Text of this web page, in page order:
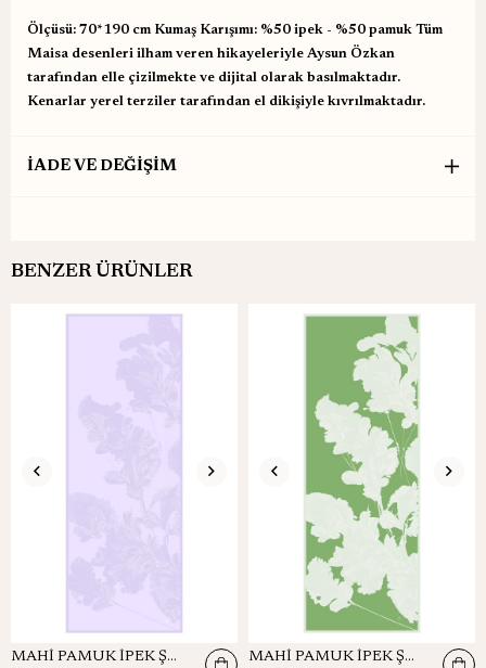
Ölçüsü: 70*190 cm Kumaş Karışımı: %50 ipek - %50 pamuk Tüm
Maisa desenleri ilham veren hikayeleriyle Aysun Özkan
tarafından elle çizilmekte ve dijital olarak basılmaktadır.
Kenarlar yerel terziler tarafından el dikişiyle kıvrılmaktadır.
İADE VE DEĞİŞİM
BENZER ÜRÜNLER
MAHİ PAMUK İPEK ŞAL 70*190 – LİLA MAHİ PAMUK İPEK ŞAL 70*190 – YEŞİL